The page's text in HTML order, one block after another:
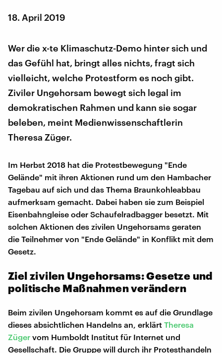
18. April 2019
Wer die x-te Klimaschutz-Demo hinter sich und
das Gefühl hat, bringt alles nichts, fragt sich
vielleicht, welche Protestform es noch gibt.
Ziviler Ungehorsam bewegt sich legal im
demokratischen Rahmen und kann sie sogar
beleben, meint Medienwissenschaftlerin
Theresa Züger.
Im Herbst 2018 hat die Protestbewegung "Ende
Gelände" mit ihren Aktionen rund um den Hambacher
Tagebau auf sich und das Thema Braunkohleabbau
aufmerksam gemacht. Dabei haben sie zum Beispiel
Eisenbahngleise oder Schaufelradbagger besetzt. Mit
solchen Aktionen des zivilen Ungehorsams geraten
die Teilnehmer von "Ende Gelände" in Konflikt mit dem
Gesetz.
Ziel zivilen Ungehorsams: Gesetze und
politische Maßnahmen verändern
Beim zivilen Ungehorsam kommt es auf die Grundlage
dieses absichtlichen Handelns an, erklärt Theresa
Züger vom Humboldt Institut für Internet und
Gesellschaft. Die Gruppe will durch ihr Protesthandeln